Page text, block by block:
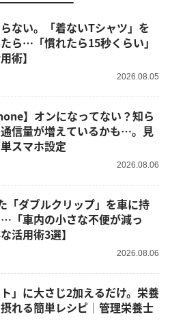
ない。「着ないTシャツ」を
ら…「慣れたら15秒くらい」
術】
2026.08.05
信量が増えているかも…。見
スマホ設定
2026.08.06
「車内の小さな不便が減っ
活用術3選】
2026.08.06
」に大さじ2加えるだけ。栄養
れる簡単レシピ｜管理栄養士